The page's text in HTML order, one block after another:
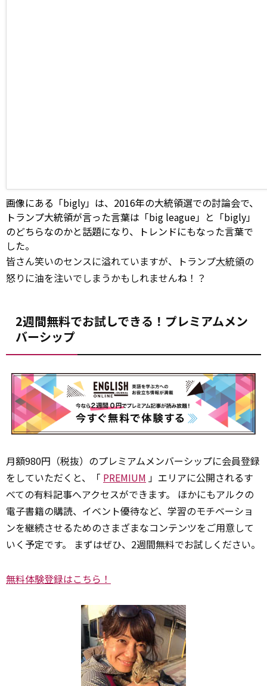
画像にある「bigly」は、2016年の大統領選での討論会で、
トランプ大統領が言った言葉は「big league」と「bigly」
のどちらなのかと話題になり、トレンドにもなった言葉で
した。
皆さん笑いのセンスに溢れていますが、トランプ大統領の
怒りに油を注いでしまうかもしれませんね！？
2週間無料でお試しできる！プレミアムメン
バーシップ
月額980円（税抜）のプレミアムメンバーシップに会員登録
をしていただくと、「 PREMIUM 」エリアに公開されるす
べての有料記事へアクセスができます。 ほかにもアルクの
電子書籍の購読、イベント優待など、学習のモチベーショ
ンを継続させるためのさまざまなコンテンツをご用意して
いく予定です。 まずはぜひ、2週間無料でお試しください。
無料体験登録はこちら！